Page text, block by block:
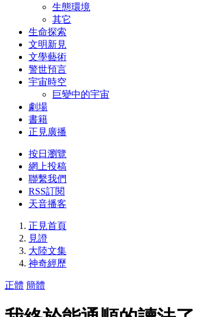
生態環境
其它
生命探索
文明新見
文學藝術
警世預言
宇宙時空
巨變中的宇宙
劇場
書籍
正見廣播
按日瀏覽
網上投稿
聯繫我們
RSS訂閱
天音播客
正見首頁
見證
大陸文集
神奇經歷
正體 簡體